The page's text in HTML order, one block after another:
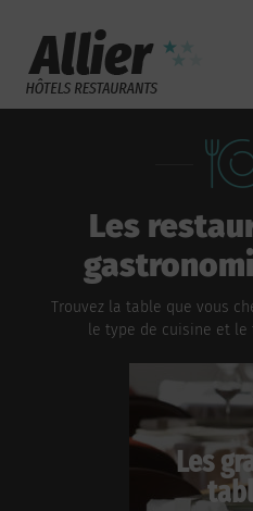
Les
Trouvez la table que vous
le type de cuisine et
Les